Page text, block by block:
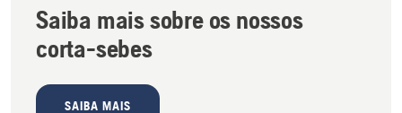
Saiba mais sobre os nossos
corta-sebes
SAIBA MAIS